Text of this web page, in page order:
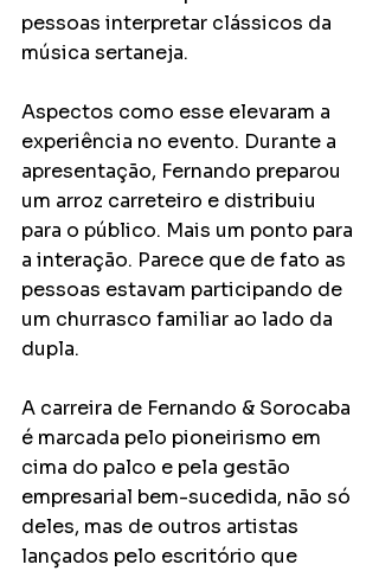
pessoas interpretar clássicos da
música sertaneja.
Aspectos como esse elevaram a
experiência no evento. Durante a
apresentação, Fernando preparou
um arroz carreteiro e distribuiu
para o público. Mais um ponto para
a interação. Parece que de fato as
pessoas estavam participando de
um churrasco familiar ao lado da
dupla.
A carreira de Fernando & Sorocaba
é marcada pelo pioneirismo em
cima do palco e pela gestão
empresarial bem-sucedida, não só
deles, mas de outros artistas
lançados pelo escritório que